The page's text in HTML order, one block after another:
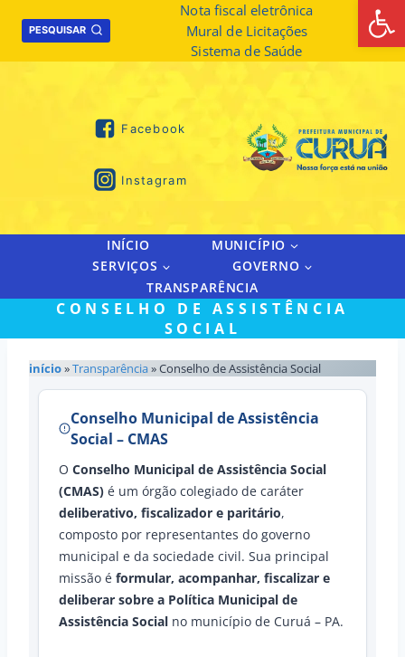
PESQUISAR
Nota fiscal eletrônica
Mural de Licitações
Sistema de Saúde
Facebook
Instagram
INÍCIO
MUNICÍPIO
SERVIÇOS
GOVERNO
TRANSPARÊNCIA
CONSELHO DE ASSISTÊNCIA
SOCIAL
início»Transparência» Conselho de Assistência Social
Conselho Municipal de Assistência
Social – CMAS
O Conselho Municipal de Assistência Social
(CMAS) é um órgão colegiado de caráter
deliberativo, fiscalizador e paritário,
composto por representantes do governo
municipal e da sociedade civil. Sua principal
missão é formular, acompanhar, fiscalizar e
deliberar sobre a Política Municipal de
Assistência Social no município de Curuá – PA.